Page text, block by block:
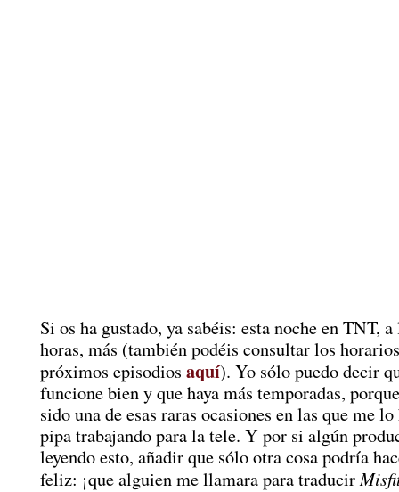
Si os ha gustado, ya sabéis: esta noche en TNT,
horas, más (también podéis consultar los
próximos episodios aquí). Yo sólo puedo decir
funcione bien y que haya más temporadas,
sido una de esas raras ocasiones en las que me lo
pipa trabajando para la tele. Y por si algún
leyendo esto, añadir que sólo otra cosa podría
feliz: ¡que alguien me llamara para traducir